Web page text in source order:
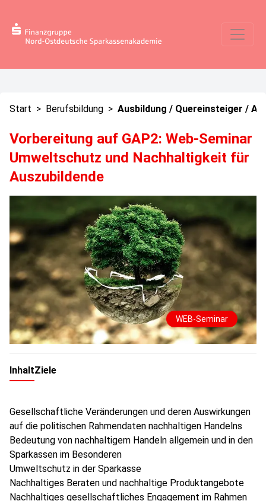
Start > Berufsbildung > Ausbildung / Quereinsteiger /
Vorbereitung auf GAP2: Web-Seminar
Umweltschutz und Nachhaltigkeit für
Auszubildende
WEB-Seminar
InhaltZiele
Gesellschaftliche Veränderungen und deren Auswirkungen
auf die politischen Rahmendaten nachhaltigen Handelns
Bedeutung von nachhaltigem Handeln allgemein und in den
Sparkassen im Besonderen
Umweltschutz in der Sparkasse
Nachhaltiges Beraten und nachhaltige Produktangebote
Nachhaltiges gesellschaftliches Engagement im Rahmen